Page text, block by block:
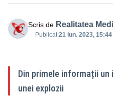
Scris de Realitatea
Publicat:21 iun. 2023, 15:44
Din primele informații un
unei explozii